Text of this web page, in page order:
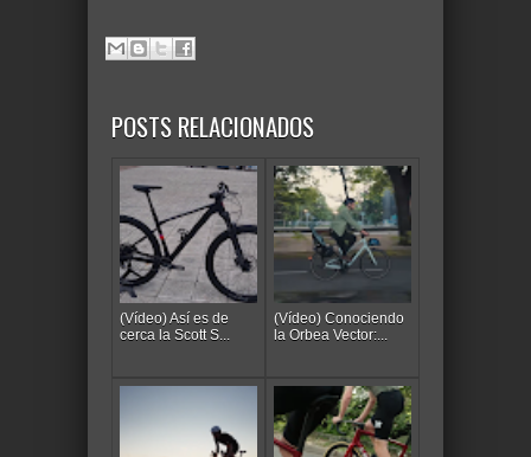
POSTS RELACIONADOS
(Vídeo) Así es de
cerca la Scott S...
(Vídeo) Conociendo
la Orbea Vector:...